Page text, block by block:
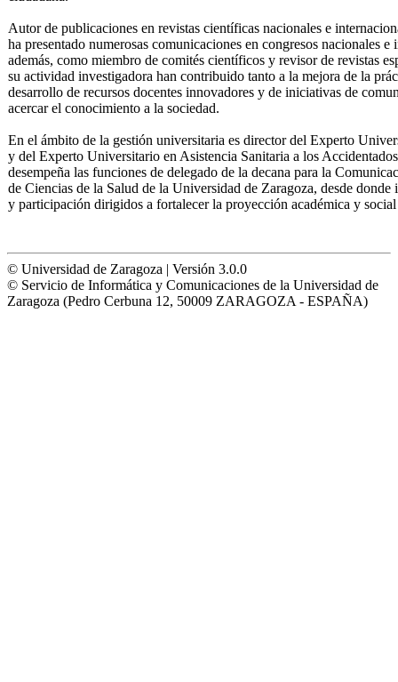
Autor de publicaciones en revistas científicas nacionales e
ha presentado numerosas comunicaciones en congresos nacionales
además, como miembro de comités científicos y revisor de revistas
su actividad investigadora han contribuido tanto a la mejora de la
desarrollo de recursos docentes innovadores y de iniciativas de
acercar el conocimiento a la sociedad.
En el ámbito de la gestión universitaria es director del Experto
y del Experto Universitario en Asistencia Sanitaria a los
desempeña las funciones de delegado de la decana para la
de Ciencias de la Salud de la Universidad de Zaragoza, desde
y participación dirigidos a fortalecer la proyección académica y
© Universidad de Zaragoza | Versión 3.0.0
© Servicio de Informática y Comunicaciones de la Universidad de
Zaragoza (Pedro Cerbuna 12, 50009 ZARAGOZA - ESPAÑA)